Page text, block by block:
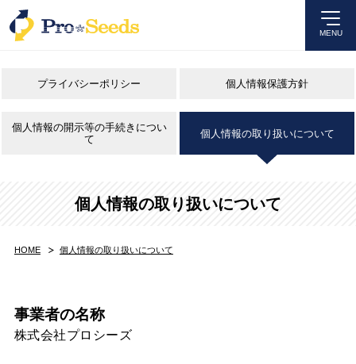
MENU
プライバシーポリシー 個人情報保護方針
個人情報の開示等の手続きについ
て
個人情報の取り扱いについて
個人情報の取り扱いについて
HOME 個人情報の取り扱いについて
事業者の名称
株式会社プロシーズ